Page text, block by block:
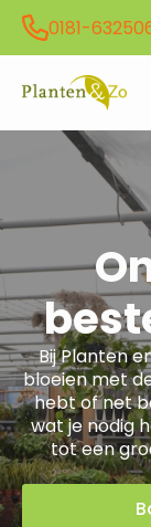
0181-
Bij Planten
bloeien met
hebt of net
wat je nodig
tot een